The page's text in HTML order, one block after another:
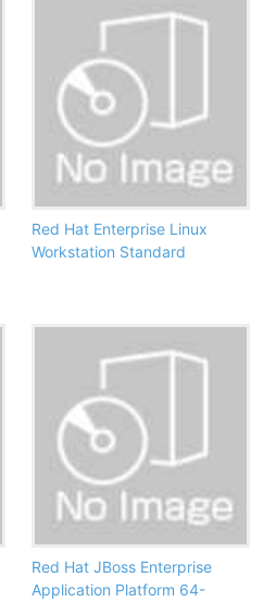
Red Hat Enterprise Linux
Workstation Standard
Red Hat JBoss Enterprise
Application Platform 64-